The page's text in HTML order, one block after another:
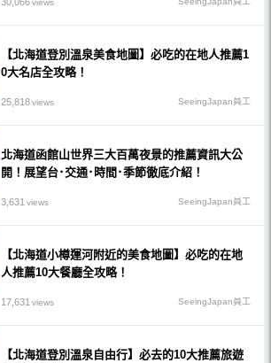
30,066views
【北海道登別溫泉美食地圖】必吃的在地人推薦1
0大名店全攻略！
25,818views SeeingJapan員工
北海道函館山世界三大百萬夜景的推薦資訊大公
開！展望台･交通･時間･季節徹底介紹！
3,631views SeeingJapan員工
【北海道小樽運河附近的美食地圖】必吃的在地
人推薦10大餐廳全攻略！
17,631views SeeingJapan員工
【北海道登別溫泉自由行】必去的10大推薦旅遊